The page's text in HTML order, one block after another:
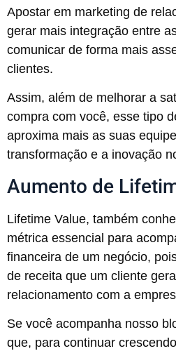
Apostar em marketing de
gerar mais integração entre
comunicar de forma mais
clientes.
Assim, além de melhorar a
compra com você, esse tipo
aproxima mais as suas
transformação e a inovação
Aumento de
Lifetime Value, também
métrica essencial para
financeira de um negócio,
de receita que um cliente
relacionamento com a
Se você acompanha nosso
que, para continuar